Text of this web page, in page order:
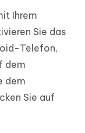
Ihrem
Sie das
Telefon,
dem
dem
Sie auf